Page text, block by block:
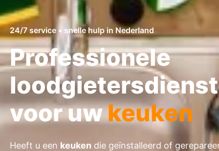
24/7 service • snelle hulp in Nederland
Professionele
voor uwkeuken
Heeft u een keuken die geïnstalleerd of